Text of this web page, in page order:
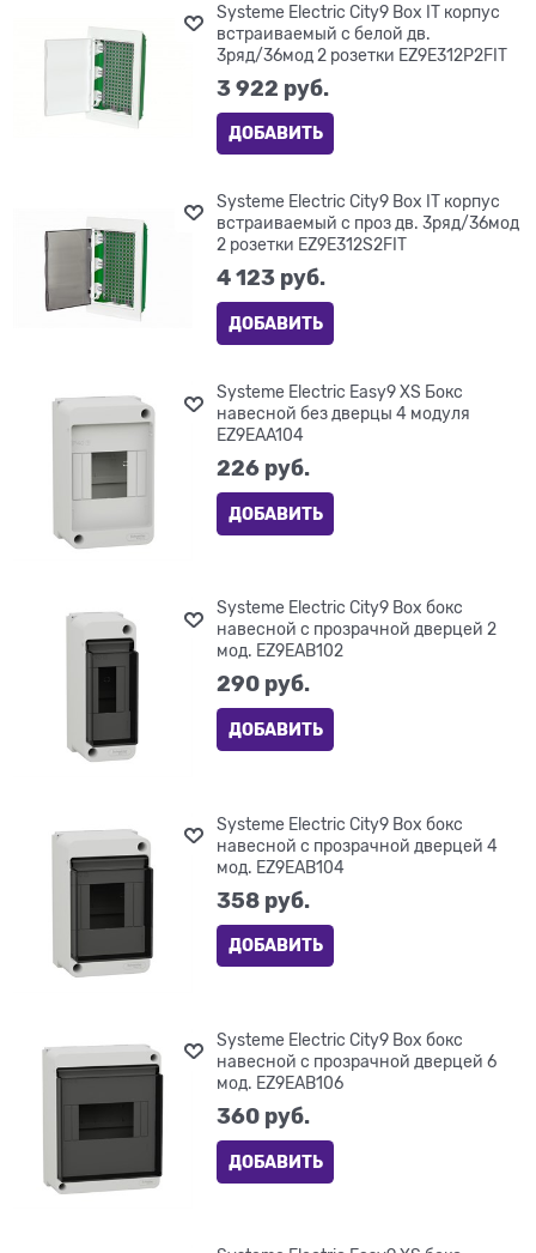
Systeme Electric City9 Box IT корпус
встраиваемый с белой дв.
3ряд/36мод 2 розетки EZ9E312P2FIT
3 922 руб.
ДОБАВИТЬ
Systeme Electric City9 Box IT корпус
встраиваемый с проз дв. 3ряд/36мод
2 розетки EZ9E312S2FIT
4 123 руб.
ДОБАВИТЬ
Systeme Electric Easy9 XS Бокс
навесной без дверцы 4 модуля
EZ9EAA104
226 руб.
ДОБАВИТЬ
Systeme Electric City9 Box бокс
навесной с прозрачной дверцей 2
мод. EZ9EAB102
290 руб.
ДОБАВИТЬ
Systeme Electric City9 Box бокс
навесной с прозрачной дверцей 4
мод. EZ9EAB104
358 руб.
ДОБАВИТЬ
Systeme Electric City9 Box бокс
навесной с прозрачной дверцей 6
мод. EZ9EAB106
360 руб.
ДОБАВИТЬ